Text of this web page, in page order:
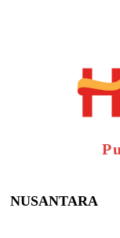
NUSANTARA